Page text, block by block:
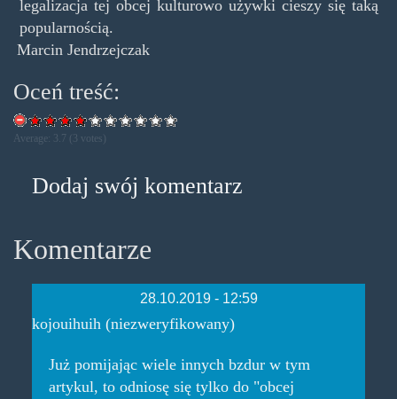
legalizacja tej obcej kulturowo używki cieszy się taką
popularnością.
Marcin Jendrzejczak
Oceń treść:
Average: 3.7 ( votes)
Dodaj swój komentarz
Komentarze
28.10.2019 - 12:59
kojouihuih (niezweryfikowany)
Już pomijając wiele innych bzdur w tym
artykul, to odniosę się tylko do "obcej